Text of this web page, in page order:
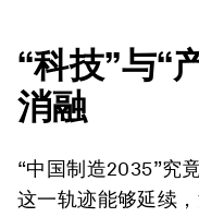
“科技”与“
消融
“中国制造2035”究
这一轨迹能够延续